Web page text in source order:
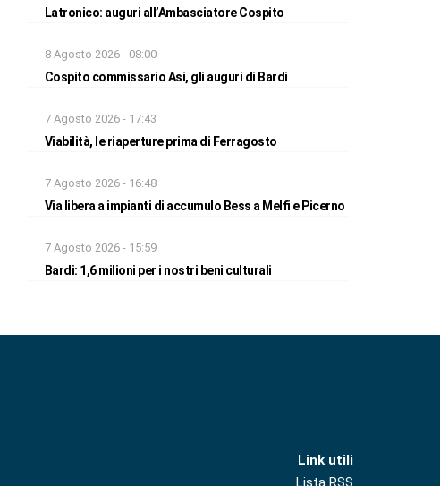
Latronico: auguri all’Ambasciatore Cospito
8 Agosto 2026 - 08:00
Cospito commissario Asi, gli auguri di Bardi
7 Agosto 2026 - 17:43
Viabilità, le riaperture prima di Ferragosto
7 Agosto 2026 - 16:48
Via libera a impianti di accumulo Bess a Melfi e Picerno
7 Agosto 2026 - 15:59
Bardi: 1,6 milioni per i nostri beni culturali
Link utili
Lista RSS